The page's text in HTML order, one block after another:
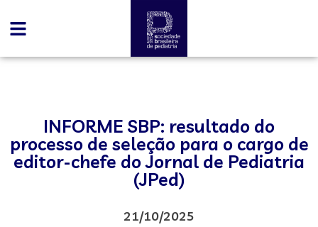
INFORME SBP: resultado do
processo de seleção para o cargo de
editor-chefe do Jornal de Pediatria
(JPed)
21/10/2025